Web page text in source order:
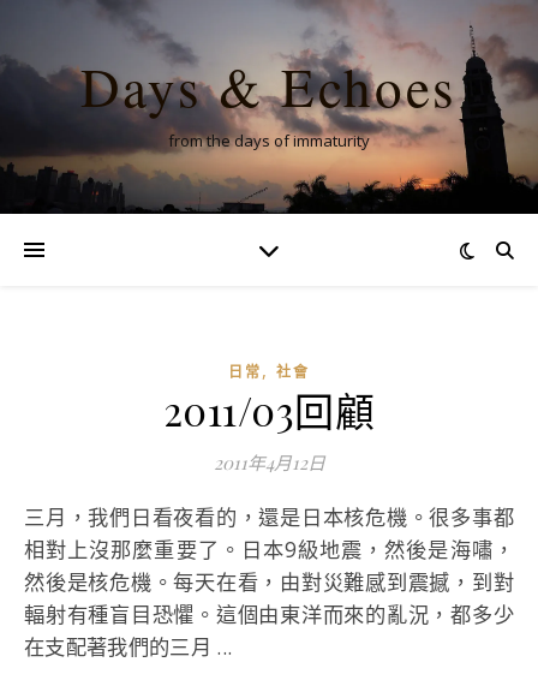
Days & Echoes
from the days of immaturity
日常, 社會
2011/03回顧
2011年4月12日
三月，我們日看夜看的，還是日本核危機。很多事都
相對上沒那麼重要了。日本9級地震，然後是海嘯，
然後是核危機。每天在看，由對災難感到震撼，到對
輻射有種盲目恐懼。這個由東洋而來的亂況，都多少
在支配著我們的三月 ...